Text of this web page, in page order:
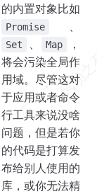
的内置对象比如
Promise
Set Map
，
将会污染全局作
用域。尽管这对
于应用或者命令
行工具来说没啥
问题，但是若你
的代码是打算发
布给别人使用的
库，或你无法精